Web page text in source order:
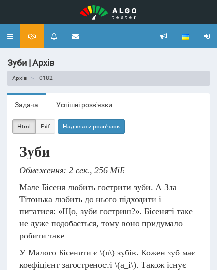
Toggle
Зуби | Архів
Архів 0182
Задача Успішні розв'язки
Html Pdf Надіслати розв'язок
Зуби
Обмеження: 2 сек., 256 МіБ
Мале Бісеня любить гострити зуби. А Зла
Тітонька любить до нього підходити і
питатися: «Що, зуби гостриш?». Бісеняті таке
не дуже подобається, тому воно придумало
робити таке.
У Малого Бісеняти є \(n\) зубів. Кожен зуб має
коефіцієнт загостреності \(a_i\). Також існує